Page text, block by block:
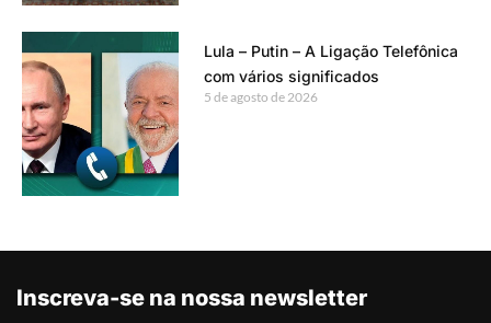
Lula – Putin – A Ligação Telefônica
com vários significados
5 de agosto de 2026
Inscreva-se na nossa newsletter